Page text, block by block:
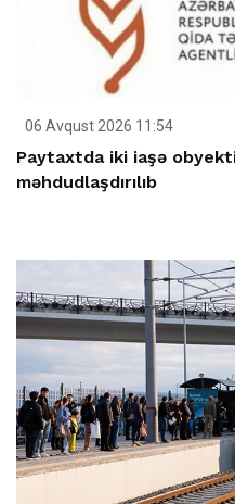
06 Avqust 2026 11:54
Paytaxtda iki iaşə
məhdudlaşdırılıb